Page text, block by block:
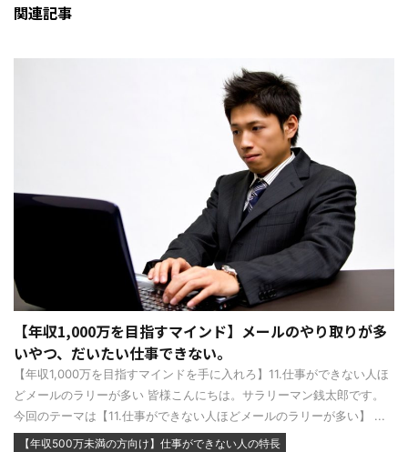
関連記事
【年収1,000万を目指すマインド】メールのやり取りが多
いやつ、だいたい仕事できない。
【年収1,000万を目指すマインドを手に入れろ】11.仕事ができない人ほ
どメールのラリーが多い 皆様こんにちは。サラリーマン銭太郎です。
今回のテーマは【11.仕事ができない人ほどメールのラリーが多い】 ...
【年収500万未満の方向け】仕事ができない人の特長